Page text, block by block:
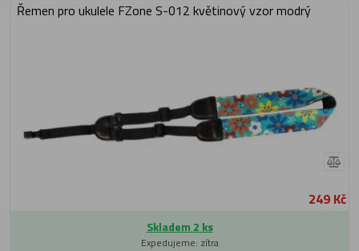
Řemen pro ukulele FZone S-012 květinový vzor modrý
249 Kč
Skladem 2 ks
Expedujeme: zítra